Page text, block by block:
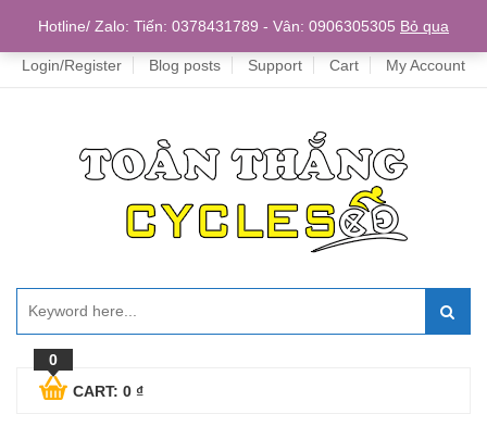
Home
Login/Register Blog posts Support Cart My Account
0
CART: 0 ₫
Hotline/ Zalo: Tiến: 0378431789 - Vân: 0906305305 Bỏ qua